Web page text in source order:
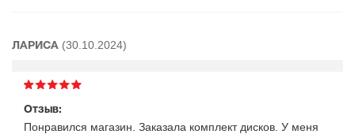
ЛАРИСА (30.10.2024)
Отзыв:
Понравился магазин. Заказала комплект дисков. У меня